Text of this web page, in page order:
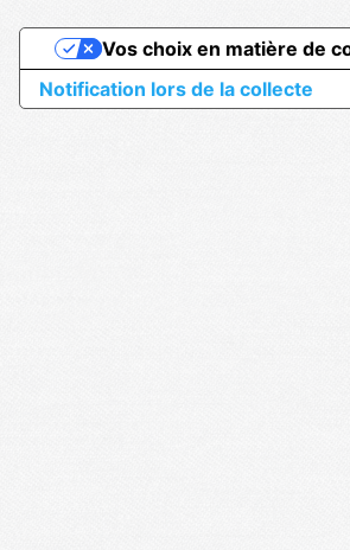
Notification lors de la collecte
Vos choix en matière de